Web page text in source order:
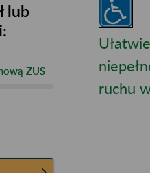
lub
ZUS
ruchu